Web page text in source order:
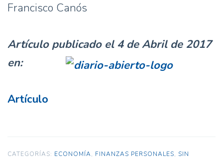
Francisco Canós
Artículo publicado el 4 de Abril de 2017
en:
Artículo
CATEGORÍAS: ECONOMÍA, FINANZAS PERSONALES, SIN